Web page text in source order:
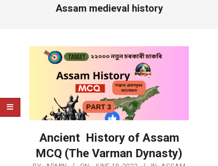
Assam medieval history
Ancient History of Assam
MCQ (The Varman Dynasty)